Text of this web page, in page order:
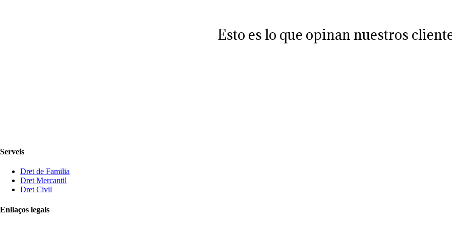
Esto es lo que opinan nuestros
Serveis
Dret de Familia
Dret Mercantil
Dret Civil
Enllaços legals